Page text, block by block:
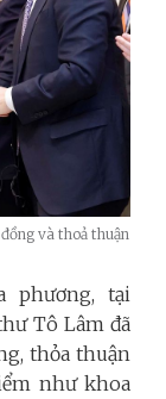
và thoả thuận
phương, tại
Tô Lâm đã
thỏa thuận
như khoa